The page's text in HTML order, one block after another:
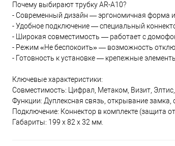
Почему выбирают трубку AR-A10?
- Современный дизайн — эргономичная форма
- Удобное подключение — специальный
- Широкая совместимость — работает с
- Режим «Не беспокоить» — возможность
- Готовность к установке — крепежные
Ключевые характеристики:
Совместимость: Цифрал, Метаком, Визит,
Функции: Дуплексная связь, открывание замка,
Подключение: Коннектор в комплекте (защита
Габариты: 199 х 82 х 32 мм.